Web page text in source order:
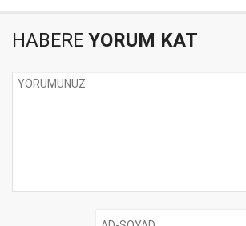
HABERE YORUM KAT